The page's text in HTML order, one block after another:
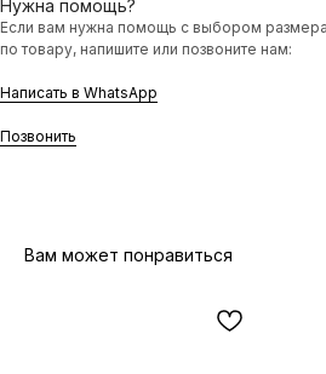
Нужна помощь?
Если вам нужна помощь с выбором размера
по товару, напишите или позвоните нам:
Написать в WhatsApp
Позвонить
Вам может понравиться